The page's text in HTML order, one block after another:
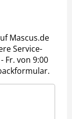
Mascus.de
Service-
Fr. von 9:00